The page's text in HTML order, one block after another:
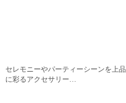
セレモニーやパーティーシーンを上品
に彩るアクセサリー…